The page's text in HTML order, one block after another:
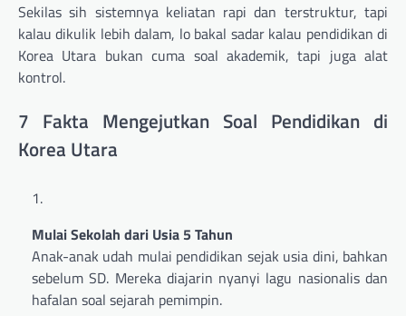
Sekilas sih sistemnya keliatan rapi dan terstruktur, tapi
kalau dikulik lebih dalam, lo bakal sadar kalau pendidikan di
Korea Utara bukan cuma soal akademik, tapi juga alat
kontrol.
7 Fakta Mengejutkan Soal Pendidikan di
Korea Utara
Mulai Sekolah dari Usia 5 Tahun
Anak-anak udah mulai pendidikan sejak usia dini, bahkan
sebelum SD. Mereka diajarin nyanyi lagu nasionalis dan
hafalan soal sejarah pemimpin.